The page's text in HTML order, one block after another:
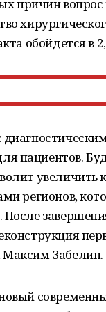
причин
обойдется в
пациентов.
увеличить
регионов,
Забелин.